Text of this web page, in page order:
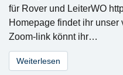
für Rover und LeiterWO
Homepage findet ihr
Zoom-link könnt ihr…
Weiterlesen